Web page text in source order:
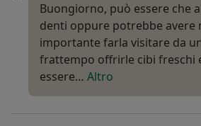
Buongiorno, può essere che
denti oppure potrebbe avere
importante farla visitare da
frattempo offrirle cibi freschi
essere… Altro